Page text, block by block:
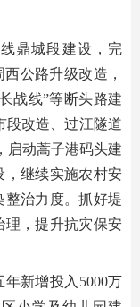
鼎城段建设，完
公路升级改造，
战线”等断头路建
段改造、过江隧道
启动蒿子港码头建
，继续实施农村安
整治力度。抓好堤
理，提升抗灾保安
新增投入5000万